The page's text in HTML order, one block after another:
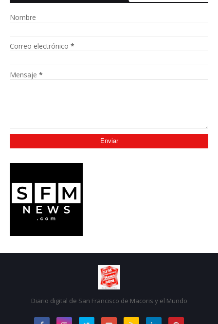
Nombre
Correo electrónico *
Mensaje *
Diario digital de San Francisco de Macoris y el Mundo